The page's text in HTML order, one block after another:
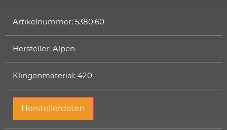
Artikelnummer: 5380.60
Hersteller: Alpen
Klingenmaterial: 420
Herstellerdaten